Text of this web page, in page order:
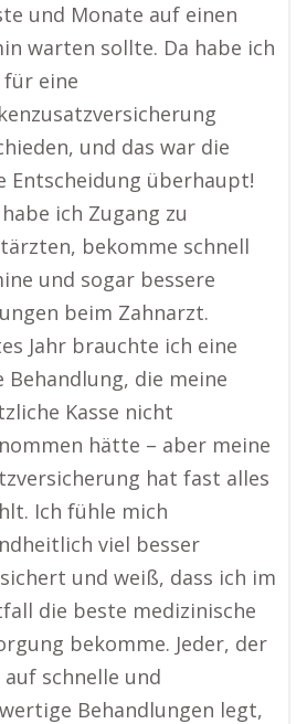
und Monate auf einen
warten sollte. Da habe ich
für eine
und das war die
Entscheidung überhaupt!
ich Zugang zu
bekomme schnell
und sogar bessere
beim Zahnarzt.
Jahr brauchte ich eine
Behandlung, die meine
Kasse nicht
hätte – aber meine
hat fast alles
Ich fühle mich
viel besser
und weiß, dass ich im
die beste medizinische
bekomme. Jeder, der
schnelle und
Behandlungen legt,